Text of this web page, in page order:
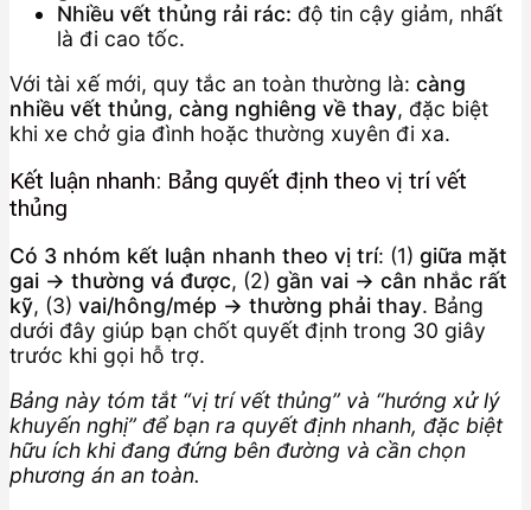
Nhiều vết thủng rải rác: độ tin cậy giảm, nhất
là đi cao tốc.
Với tài xế mới, quy tắc an toàn thường là: càng
nhiều vết thủng, càng nghiêng về thay, đặc biệt
khi xe chở gia đình hoặc thường xuyên đi xa.
Kết luận nhanh: Bảng quyết định theo vị trí vết
thủng
Có 3 nhóm kết luận nhanh theo vị trí: (1) giữa mặt
gai → thường vá được, (2) gần vai → cân nhắc rất
kỹ, (3) vai/hông/mép → thường phải thay. Bảng
dưới đây giúp bạn chốt quyết định trong 30 giây
trước khi gọi hỗ trợ.
Bảng này tóm tắt “vị trí vết thủng” và “hướng xử lý
khuyến nghị” để bạn ra quyết định nhanh, đặc biệt
hữu ích khi đang đứng bên đường và cần chọn
phương án an toàn.